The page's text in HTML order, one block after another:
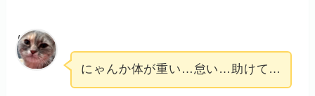
りん
にゃんか体が重い…怠い…助けて…